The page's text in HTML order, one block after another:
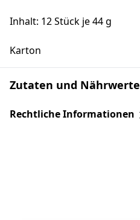
Inhalt: 12 Stück je 44 g
Karton
Zutaten und Nährwerte
Rechtliche Informationen